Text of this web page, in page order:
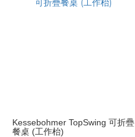
Kessebohmer TopSwing 可折疊
餐桌 (工作枱)